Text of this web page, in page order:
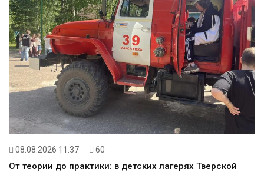
08.08.2026 11:37 60
От теории до практики: в детских лагерях Тверской